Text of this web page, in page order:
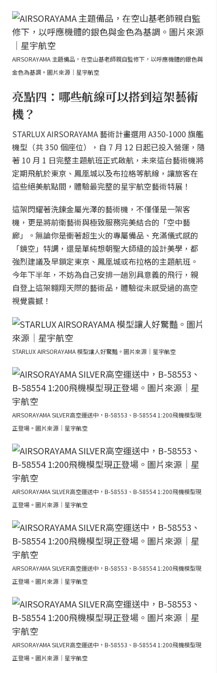
AIRSORAYAMA 主題備品，在空山基老師親自監修下，以呼應機體的銀色與
金色為基調。圖片來源｜星宇航空
亮點四：哪些航線可以搭到這架藝術
機？
STARLUX AIRSORAYAMA 藝術計畫選用 A350-1000 旗艦
機型（共 350 個座位），自 7 月 12 日起已投入營運，隨
著 10 月 1 日完整主題航班正式啟航，未來這台藝術機將
定期飛航於東京、鳳凰城以及布拉格等航線，讓旅客在
這些絕美航點間，體驗最完整的星宇航空藝術特展！
這架閃耀著洗鍊金屬光澤的藝術機，不僅僅是一架客
機，更是將前衛藝術與極致服務完美結合的「空中藝
廊」。無論你是衝著超生火的專屬備品、充滿儀式感的
「鏡空」特調，還是單純想朝聖大師級的設計美學，都
強烈建議及早鎖定東京、鳳凰城或布拉格的主題航班。
今年下半年，不妨為自己安排一趟別具意義的飛行，親
自登上這架翱翔天際的藝術品，體驗從未感受過的高空
視覺震撼！
STARLUX AIRSORAYAMA 模型讓人好驚豔。圖片來源｜星宇航空
AIRSORAYAMA SILVER高空運送中，B-58553、B-58554 1:200飛機模型現
正登場。圖片來源｜星宇航空
AIRSORAYAMA SILVER高空運送中，B-58553、B-58554 1:200飛機模型現
正登場。圖片來源｜星宇航空
AIRSORAYAMA SILVER高空運送中，B-58553、B-58554 1:200飛機模型現
正登場。圖片來源｜星宇航空
AIRSORAYAMA SILVER高空運送中，B-58553、B-58554 1:200飛機模型現
正登場。圖片來源｜星宇航空